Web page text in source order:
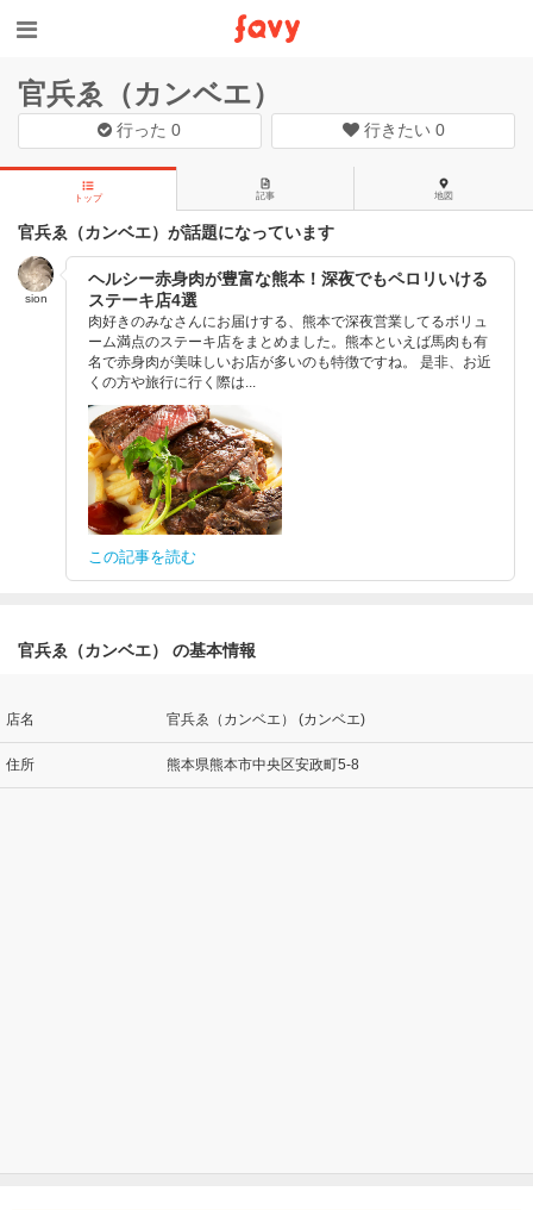
官兵ゑ（カンベエ）
行った0 行きたい 0
トップ 記事 地図
官兵ゑ（カンベエ）が話題になっています
sion
ヘルシー赤身肉が豊富な熊本！深夜でもペロリいける
ステーキ店4選
肉好きのみなさんにお届けする、熊本で深夜営業してるボリュ
ーム満点のステーキ店をまとめました。熊本といえば馬肉も有
名で赤身肉が美味しいお店が多いのも特徴ですね。 是非、お近
くの方や旅行に行く際は...
この記事を読む
官兵ゑ（カンベエ） の基本情報
店名 官兵ゑ（カンベエ） (カンベエ)
住所 熊本県熊本市中央区安政町5-8